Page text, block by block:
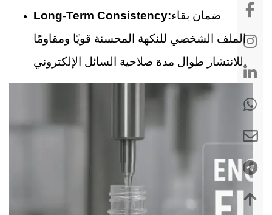
Long-Term Consistency:ضمان بقاء
الملف الشخصي للنكهة المحسنة قويًا ومقاومًا
للانتشار طوال مدة صلاحية السائل الإلكتروني.